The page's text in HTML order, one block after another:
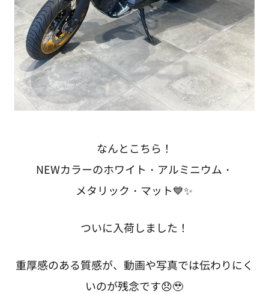
なんとこちら！
NEWカラーのホワイト・アルミニウム・
メタリック・マット💙✨
ついに入荷しました！
重厚感のある質感が、動画や写真では伝わりにく
いのが残念です😞🥹